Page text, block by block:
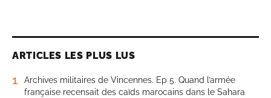
ARTICLES LES PLUS LUS
1
Archives militaires de Vincennes. Ep 5. Quand l’armée
française recensait des caïds marocains dans le Sahara